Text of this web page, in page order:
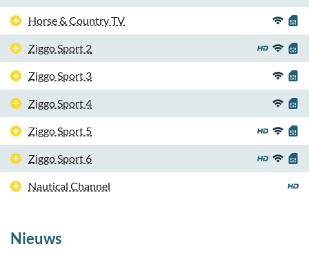
Horse & Country TV
Ziggo Sport 2
Ziggo Sport 3
Ziggo Sport 4
Ziggo Sport 5
Ziggo Sport 6
Nautical Channel
Nieuws